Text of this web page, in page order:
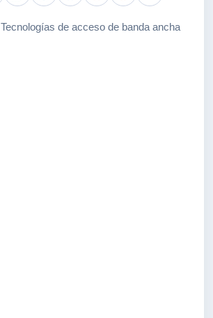
Tecnologías de acceso de banda ancha